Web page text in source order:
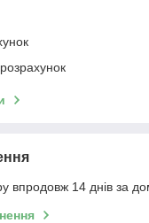
впродовж 14 днів за